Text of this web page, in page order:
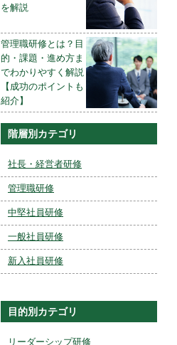
を解説
管理職研修とは？目
的・課題・進め方ま
でわかりやすく解説
【成功のポイントも
紹介】
階層別カテゴリ
社長・経営者研修
管理職研修
中堅社員研修
一般社員研修
新入社員研修
目的別カテゴリ
リーダーシップ研修